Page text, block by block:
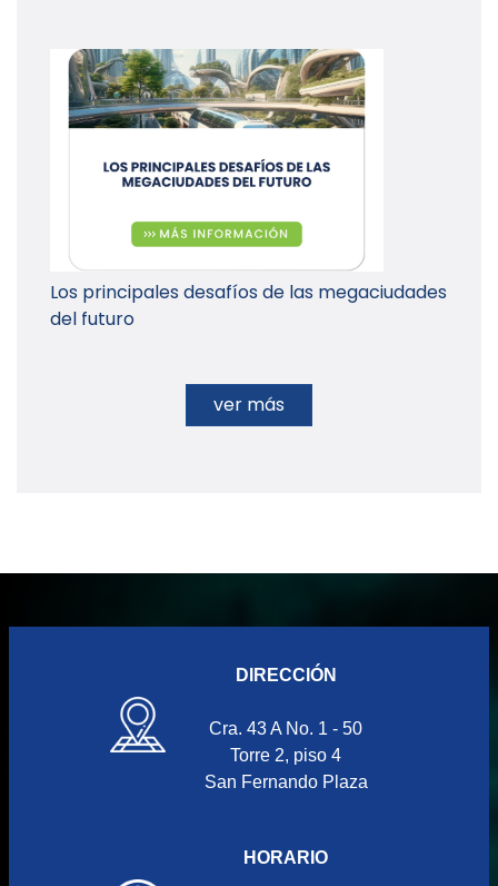
Los principales desafíos de las megaciudades
del futuro
ver más
DIRECCIÓN
Cra. 43 A No. 1 - 50
Torre 2, piso 4
San Fernando Plaza
HORARIO